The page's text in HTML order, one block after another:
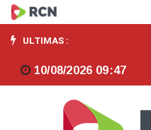
Estado
mais
seguro
ULTIMAS :
10/08/2026 09:47